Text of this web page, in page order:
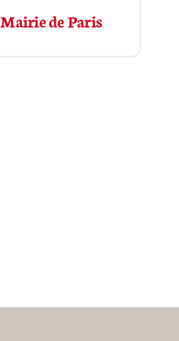
Mairie de Paris